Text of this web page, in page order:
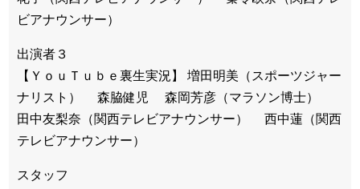
ビアナウンサー）
出演者３
【ＹｏｕＴｕｂｅ裏生実況】 増田明美（スポーツジャー
ナリスト） 森脇健児 森岡芳彦（マラソン博士）
田中友梨奈（関西テレビアナウンサー） 西中蓮（関西
テレビアナウンサー）
スタッフ